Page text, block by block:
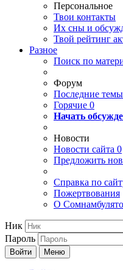
Персональное
Твои контакты
Их сны и
Твой рейтинг
Разное
Поиск по
Форум
Последние темы
Горячие 0
Начать
Новости
Новости сайта 0
Предложить
Справка по
Пожертвования
О
Ник
Пароль
Войти Меню